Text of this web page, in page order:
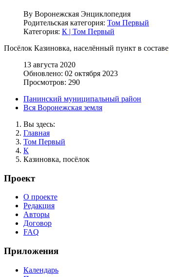
By Воронежская Энциклопедия
Родительская категория: Том Первый
Категория: К | Том Первый
Посёлок Казиновка, населённый пункт в составе
13 августа 2020
Обновлено: 02 октября 2023
Просмотров: 290
Панинский муниципальный район
Вся Воронежская земля
Вы здесь:
Главная
Том Первый
К
Казиновка, посёлок
Проект
О проекте
Редакция
Авторы
Договор
FAQ
Приложения
Календарь